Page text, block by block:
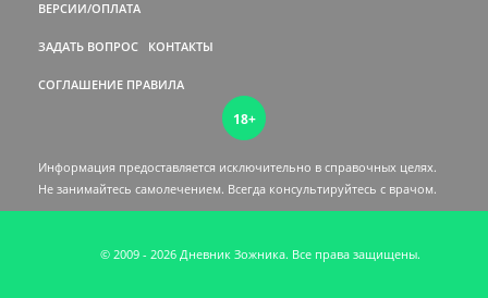
ВЕРСИИ/ОПЛАТА
ЗАДАТЬ ВОПРОС КОНТАКТЫ
СОГЛАШЕНИЕ ПРАВИЛА
18+
Информация предоставляется исключительно в справочных целях.
Не занимайтесь самолечением. Всегда консультируйтесь c врачом.
© 2009 - 2026 Дневник Зожника. Все права защищены.